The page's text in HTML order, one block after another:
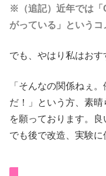
※（追記）近年では「
がっている」というコ
でも、やはり私はおす
「そんなの関係ねぇ
だ！」という方、素
を願っております。
でも後で改造、実験に